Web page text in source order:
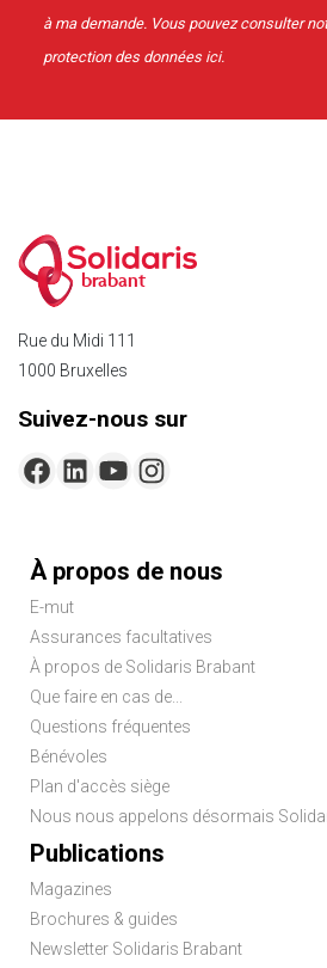
à ma demande. Vous pouvez consulter
protection des données ici.
brabant
Rue du Midi 111
1000 Bruxelles
Suivez-nous sur
Menu
Pied
de
page
À propos de nous
E-mut
Assurances facultatives
À propos de Solidaris Brabant
Que faire en cas de...
Questions fréquentes
Bénévoles
Plan d'accès siège
Nous nous appelons désormais
Publications
Magazines
Brochures & guides
Newsletter Solidaris Brabant